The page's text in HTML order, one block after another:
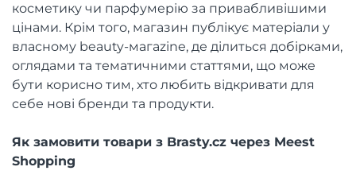
косметику чи парфумерію за привабливішими
цінами. Крім того, магазин публікує матеріали у
власному beauty-магazine, де ділиться добірками,
оглядами та тематичними статтями, що може
бути корисно тим, хто любить відкривати для
себе нові бренди та продукти.
Як замовити товари з Brasty.cz через Meest
Shopping